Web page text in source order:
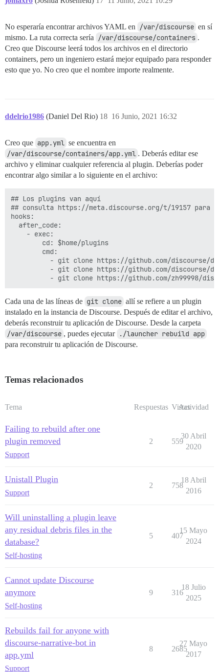
No esperaría encontrar archivos YAML en /var/discourse en sí
mismo. La ruta correcta sería
/var/discourse/containers .
Creo que Discourse leerá todos los archivos en el directorio
containers, pero un ingeniero estará mejor equipado para responder
esto que yo. No creo que el nombre importe realmente.
ddelrio1986 (Daniel Del Rio) 16 Junio, 2021 16:32
18
Creo que app.yml se encuentra en
/var/discourse/containers/app.yml . Deberás editar ese
archivo y eliminar cualquier referencia al plugin. Deberías poder
encontrar algo similar a lo siguiente en el archivo:
## Los plugins van aquí
## consulta https://meta.discourse.org/t/19157 para
hooks:
  after_code:
    - exec:
        cd: $home/plugins
        cmd:
- git clone https://github.com/discourse/
- git clone https://github.com/discourse/
Cada una de las líneas de git clone allí se refiere a un plugin
instalado en la instancia de Discourse. Después de editar el archivo,
deberás reconstruir tu aplicación de Discourse. Desde la carpeta
/var/discourse , puedes ejecutar ./launcher rebuild app
para reconstruir tu aplicación de Discourse.
Temas relacionados
Tema Respuestas Vistas
Actividad
Failing to rebuild after one
plugin removed
Support
2 559
30 Abril
2020
Unistall Plugin
Support
2 758
18 Abril
2016
Will uninstalling a plugin leave
any residual debris files in the
database?
Self-hosting
5 407
15 Mayo
2024
Cannot update Discourse
anymore
Self-hosting
9 316
18 Julio
2025
Rebuilds fail for anyone with
discourse-narrative-bot in
app.yml
Support
8 2685
27 Mayo
2017